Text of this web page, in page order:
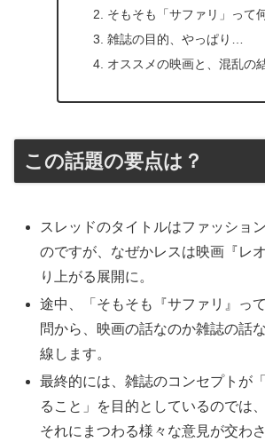
そもそも「サファリ」って
雑誌の目的、やっぱり…
オススメの映画と、混乱の
この話題の要点は？
スレッドのタイトルはファッショ
のですが、なぜかレスは映画『レ
り上がる展開に。
途中、「そもそも『サファリ』っ
問から、映画の話なのか雑誌の話
線します。
最終的には、雑誌のコンセプトが
ること」を目的としているのでは
それにまつわる様々な意見が交わ